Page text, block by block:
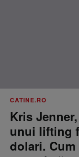
CATINE.RO
Kris
unui lifting
dolari.